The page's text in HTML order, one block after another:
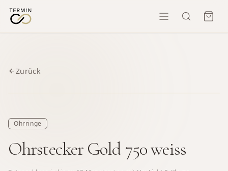
Zurück
Ohrringe
Ohrstecker Gold 750 weiss